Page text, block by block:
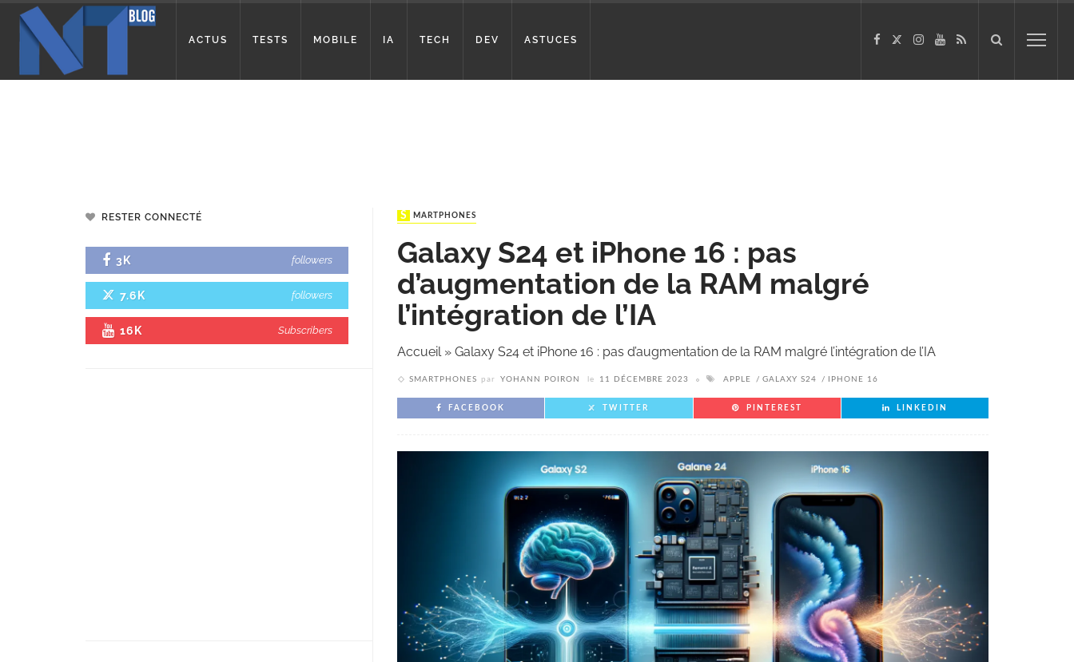
ACTUS TESTS MOBILE IA TECH DEV ASTUCES
SMARTPHONES
Galaxy S24 et iPhone 16 : pas
d’augmentation de la RAM malgré
l’intégration de l’IA
Accueil» Galaxy S24 et iPhone 16 : pas d’augmentation de la RAM malgré l’intégration de l’IA
SMARTPHONES par YOHANN POIRON le 11 DÉCEMBRE 2023 APPLE GALAXY S24 IPHONE 16
FACEBOOK TWITTER PINTEREST LINKEDIN
RESTER CONNECTÉ
3K followers
7.6K followers
16K Subscribers